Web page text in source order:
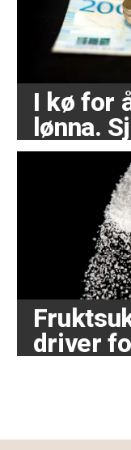
I kø for
lønna.
driver